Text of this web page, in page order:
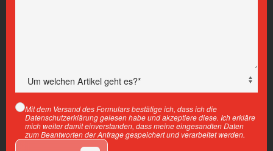
Mit dem Versand des Formulars bestätige ich, dass ich die
Datenschutzerklärung gelesen habe und akzeptiere diese. Ich erkläre
mich weiter damit einverstanden, dass meine eingesandten Daten
zum Beantworten der Anfrage gespeichert und verarbeitet werden.